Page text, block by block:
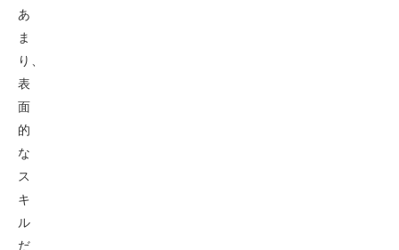
あ
ま
り、
表
面
的
な
ス
キ
ル
だ